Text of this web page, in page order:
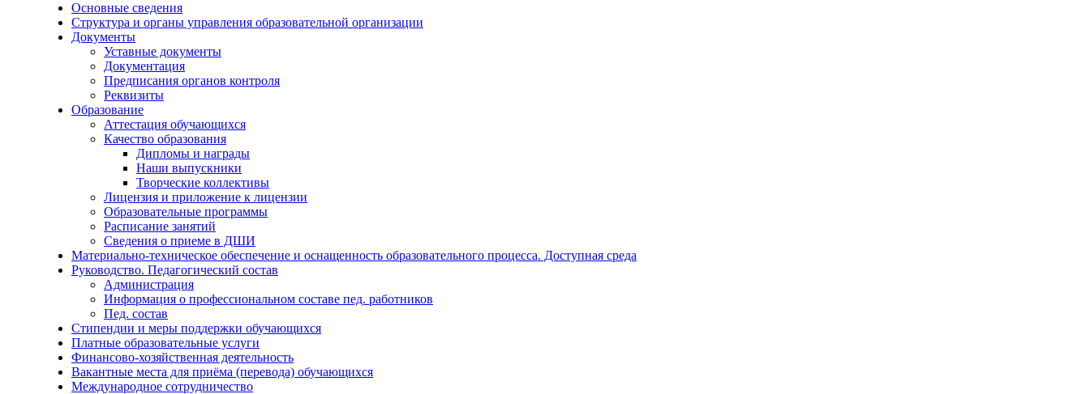
Основные сведения
Структура и органы управления образовательной организации
Документы
Уставные документы
Документация
Предписания органов контроля
Реквизиты
Образование
Аттестация обучающихся
Качество образования
Дипломы и награды
Наши выпускники
Творческие коллективы
Лицензия и приложение к лицензии
Образовательные программы
Расписание занятий
Сведения о приеме в ДШИ
Материально-техническое обеспечение и оснащенность образовательного процесса. Доступная среда
Руководство. Педагогический состав
Администрация
Информация о профессиональном составе пед. работников
Пед. состав
Стипендии и меры поддержки обучающихся
Платные образовательные услуги
Финансово-хозяйственная деятельность
Вакантные места для приёма (перевода) обучающихся
Международное сотрудничество